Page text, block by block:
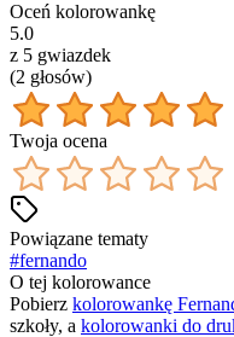
Oceń kolorowankę
5.0
z 5 gwiazdek
(2 głosów)
Twoja ocena
Powiązane tematy
#fernando
O tej kolorowance
Pobierz kolorowankę
szkoły, a kolorowanki do